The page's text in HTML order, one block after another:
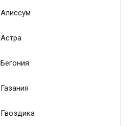
Алиссум
Астра
Бегония
Газания
Гвоздика